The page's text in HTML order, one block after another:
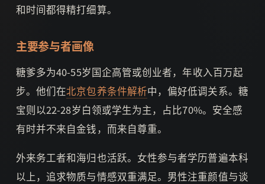
和时间都得精打细算。
主要参与者画像
糖爹多为40-55岁国企高管或创业者，年收入百万起
步。他们在北京包养条件解析中，偏好低调关系。糖
宝则以22-28岁白领或学生为主，占比70%。安全感
有时并不来自金钱，而来自尊重。
外来务工者和海归也活跃。女性参与者学历普遍本科
以上，追求物质与情感双重满足。男性注重颜值与谈